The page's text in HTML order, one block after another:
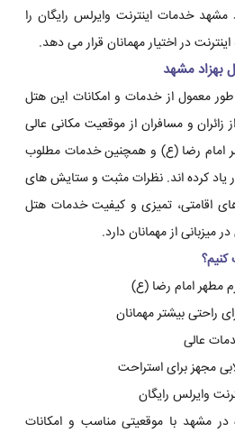
مشهد خدمات اینترنت وایرلس رایگان را
در اختیار مهمانان قرار می دهد.
بهزاد مشهد
معمول از خدمات و امکانات این هتل
زائران و مسافران از موقعیت مکانی عالی
امام رضا (ع) و همچنین خدمات مطلوب
یاد کرده اند. نظرات مثبت و ستایش های
اقامتی، تمیزی و کیفیت خدمات هتل
میزبانی از مهمانان دارد.
کنیم؟
مطهر امام رضا (ع)
راحتی بیشتر مهمانان
عالی
مجهز برای استراحت
وایرلس رایگان
در مشهد با موقعیتی مناسب و امکانات